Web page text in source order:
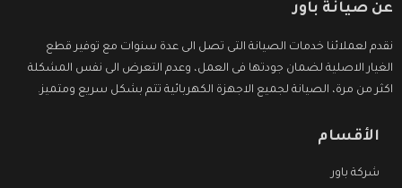
عن صيانة باور
نقدم لعملائنا خدمات الصيانة التى تصل الى عدة سنوات مع توفير قطع
الغيار الاصلية لضمان جودتها فى العمل، وعدم التعرض الى نفس المشكلة
اكثر من مرة، الصيانة لجميع الاجهزة الكهربائية تتم بشكل سريع ومتميز.
الأقسام
شركة باور